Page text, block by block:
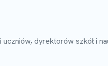
dyrektorów szkół i